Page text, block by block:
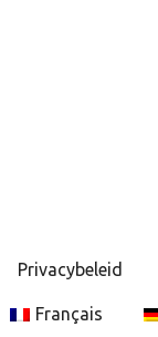
Privacybeleid
Français